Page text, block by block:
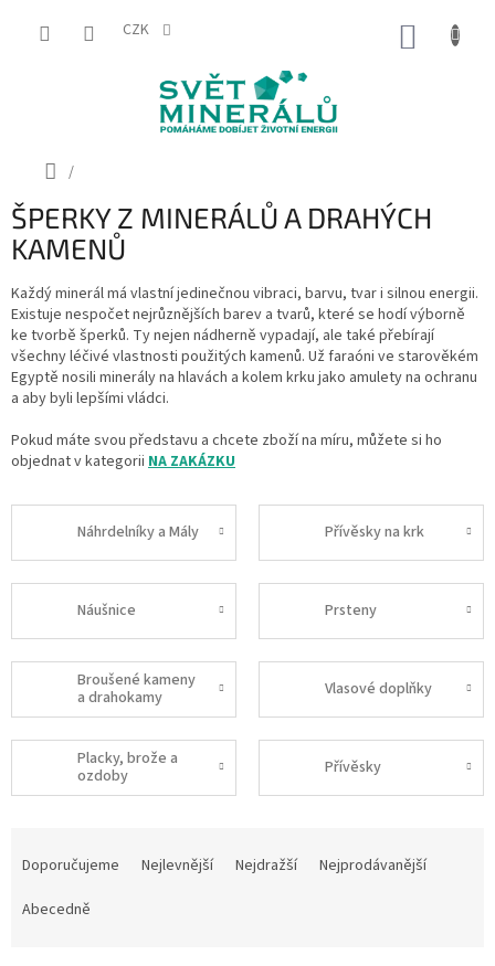
CZK
Domů
/
ŠPERKY Z MINERÁLŮ A DRAHÝCH
KAMENŮ
Každý minerál má vlastní jedinečnou vibraci, barvu, tvar i silnou energii.
Existuje nespočet nejrůznějších barev a tvarů, které se hodí výborně
ke tvorbě šperků. Ty nejen nádherně vypadají, ale také přebírají
všechny léčivé vlastnosti použitých kamenů. Už faraóni ve starověkém
Egyptě nosili minerály na hlavách a kolem krku jako amulety na ochranu
a aby byli lepšími vládci.
Pokud máte svou představu a chcete zboží na míru, můžete si ho
objednat v kategorii NA ZAKÁZKU
Náhrdelníky a Mály Přívěsky na krk
Náušnice Prsteny
Broušené kameny
a drahokamy
Vlasové doplňky
Placky, brože a
ozdoby
Přívěsky
Doporučujeme Nejlevnější Nejdražší
Nejprodávanější
Abecedně